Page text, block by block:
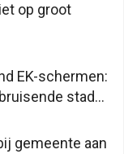
op groot
EK-schermen:
stad
gemeente aan